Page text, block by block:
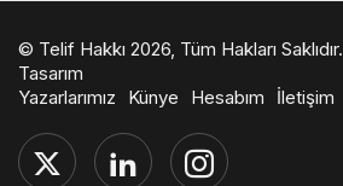
© Telif Hakkı 2026, Tüm Hakları Saklıdır.
Tasarım
Yazarlarımız
Künye Hesabım İletişim